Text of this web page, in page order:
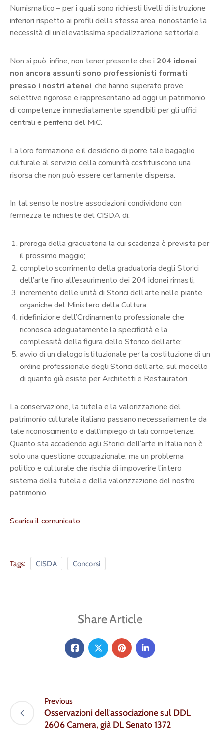
Numismatico – per i quali sono richiesti livelli di istruzione
inferiori rispetto ai profili della stessa area, nonostante la
necessità di un’elevatissima specializzazione settoriale.
Non si può, infine, non tener presente che i 204 idonei
non ancora assunti sono professionisti formati
presso i nostri atenei, che hanno superato prove
selettive rigorose e rappresentano ad oggi un patrimonio
di competenze immediatamente spendibili per gli uffici
centrali e periferici del MiC.
La loro formazione e il desiderio di porre tale bagaglio
culturale al servizio della comunità costituiscono una
risorsa che non può essere certamente dispersa.
In tal senso le nostre associazioni condividono con
fermezza le richieste del CISDA di:
proroga della graduatoria la cui scadenza è prevista per
il prossimo maggio;
completo scorrimento della graduatoria degli Storici
dell’arte fino all’esaurimento dei 204 idonei rimasti;
incremento delle unità di Storici dell’arte nelle piante
organiche del Ministero della Cultura;
ridefinizione dell’Ordinamento professionale che
riconosca adeguatamente la specificità e la
complessità della figura dello Storico dell’arte;
avvio di un dialogo istituzionale per la costituzione di un
ordine professionale degli Storici dell’arte, sul modello
di quanto già esiste per Architetti e Restauratori.
La conservazione, la tutela e la valorizzazione del
patrimonio culturale italiano passano necessariamente da
tale riconoscimento e dall’impiego di tali competenze.
Quanto sta accadendo agli Storici dell’arte in Italia non è
solo una questione occupazionale, ma un problema
politico e culturale che rischia di impoverire l’intero
sistema della tutela e della valorizzazione del nostro
patrimonio.
Scarica il comunicato
Tags: CISDA Concorsi
Share Article
Previous
Osservazioni dell’associazione sul DDL
2606 Camera, già DL Senato 1372